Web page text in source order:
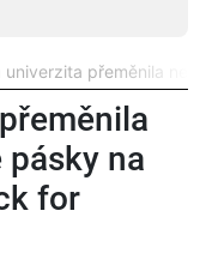
univerzita přeměnila
na
for